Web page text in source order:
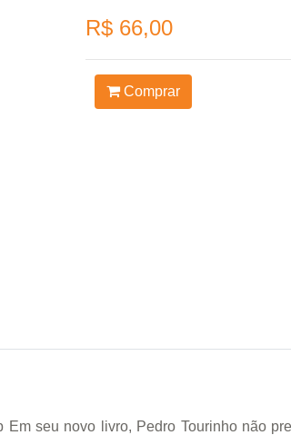
R$ 66,00
Comprar
seu novo livro, Pedro Tourinho não